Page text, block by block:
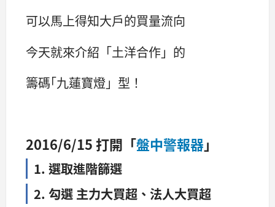
可以馬上得知大戶的買量流向
今天就來介紹「土洋合作」的
籌碼｢九蓮寶燈」型！
2016/6/15 打開「盤中警報器」
1. 選取進階篩選
2. 勾選 主力大買超、法人大買超